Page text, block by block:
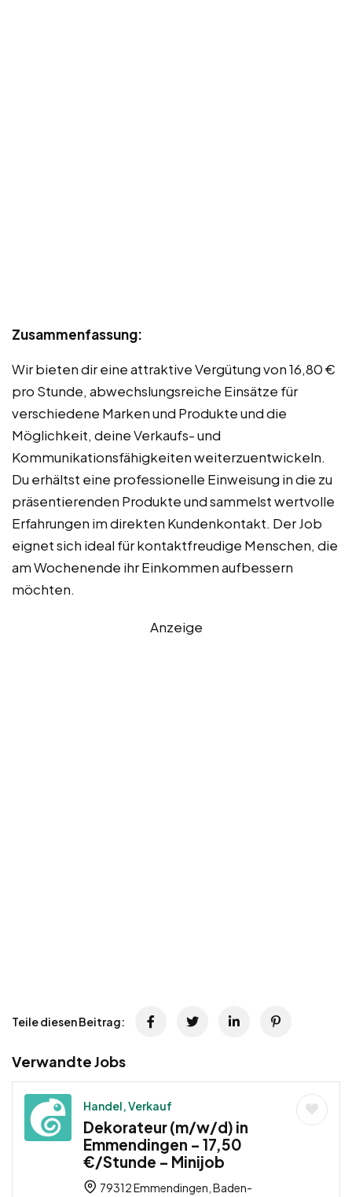
Zusammenfassung:
Wir bieten dir eine attraktive Vergütung von 16,80 €
pro Stunde, abwechslungsreiche Einsätze für
verschiedene Marken und Produkte und die
Möglichkeit, deine Verkaufs- und
Kommunikationsfähigkeiten weiterzuentwickeln.
Du erhältst eine professionelle Einweisung in die zu
präsentierenden Produkte und sammelst wertvolle
Erfahrungen im direkten Kundenkontakt. Der Job
eignet sich ideal für kontaktfreudige Menschen, die
am Wochenende ihr Einkommen aufbessern
möchten.
Anzeige
Teile diesen Beitrag:
Verwandte Jobs
Handel, Verkauf
Dekorateur (m/w/d) in
Emmendingen – 17,50
€/Stunde – Minijob
79312 Emmendingen, Baden-